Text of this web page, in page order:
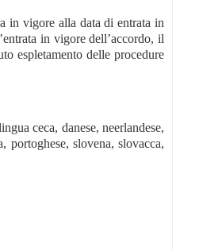
in vigore alla data di entrata in
in vigore dell’accordo, il
espletamento delle procedure
ceca, danese, neerlandese,
portoghese, slovena, slovacca,